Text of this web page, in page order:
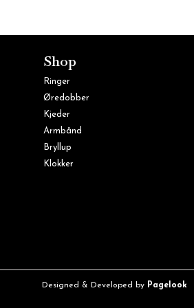
Shop
Ringer
Øredobber
Kjeder
Armbånd
Bryllup
Klokker
Designed & Developed by Pagelook